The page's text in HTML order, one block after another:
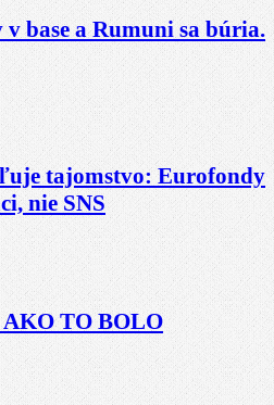
base a Rumuni sa búria.
tajomstvo: Eurofondy
nie SNS
TO BOLO